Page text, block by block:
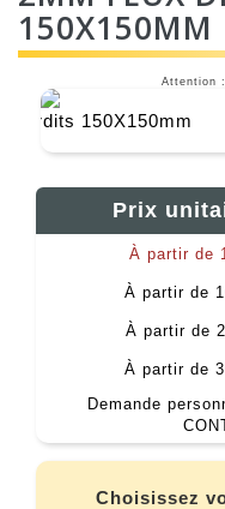
150X150MM
Attention
Prix
À partir de
À partir de
À partir de
À partir de
Demande
Choisissez